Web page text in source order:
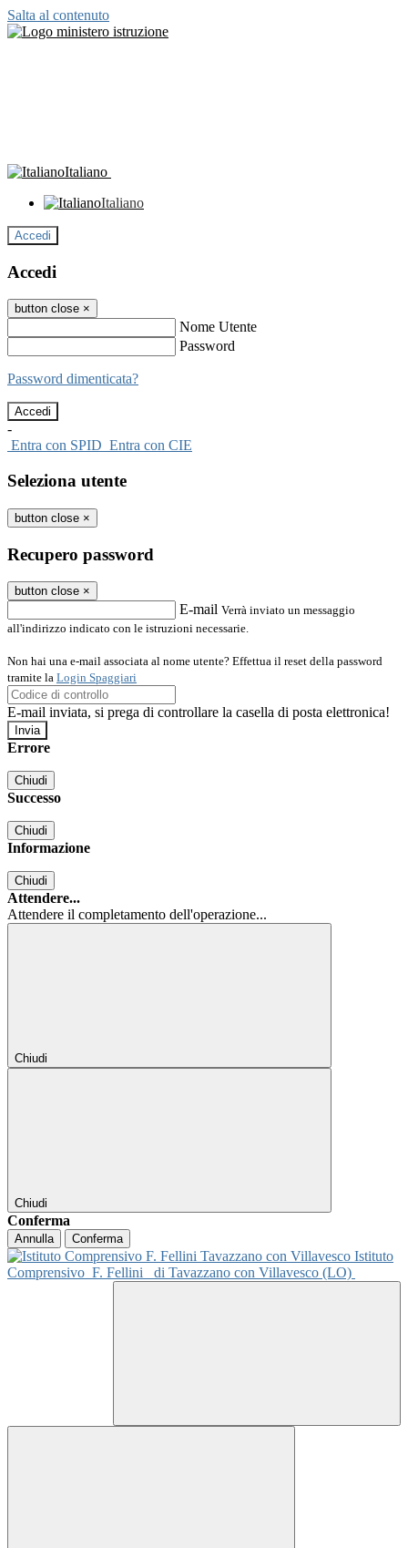
Salta al contenuto
Italiano
Italiano
Accedi
Accedi
button close ×
Nome Utente
Password
Password dimenticata?
-
Entra con SPID Entra con CIE
Seleziona utente
button close ×
Recupero password
button close ×
E-mail Verrà inviato un messaggio
all'indirizzo indicato con le istruzioni necessarie.
Non hai una e-mail associata al nome utente? Effettua il reset della password
tramite la Login Spaggiari
E-mail inviata, si prega di controllare la casella di posta elettronica!
Errore
Chiudi
Successo
Chiudi
Informazione
Chiudi
Attendere...
Attendere il completamento dell'operazione...
Chiudi
Chiudi
Conferma
Annulla Conferma
Istituto
Comprensivo F. Fellini di Tavazzano con Villavesco (LO)